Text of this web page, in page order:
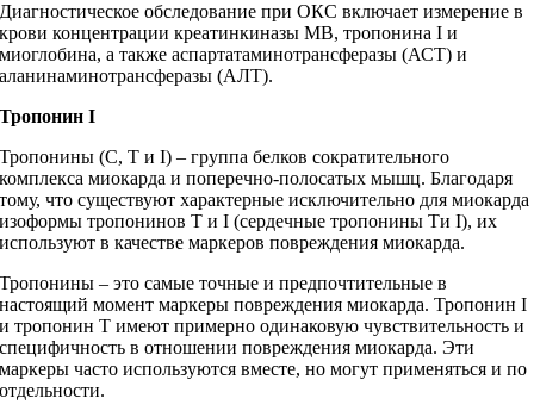
Диагностическое обследование при ОКС включает измерение в
крови концентрации креатинкиназы MB, тропонина I и
миоглобина, а также аспартатаминотрансферазы (АСТ) и
аланинаминотрансферазы (АЛТ).
ТропонинI
Тропонины (C, T и I) – группа белков сократительного
комплекса миокарда и поперечно-полосатых мышц. Благодаря
тому, что существуют характерные исключительно для миокарда
изоформы тропонинов T и I (сердечные тропонины Tи I), их
используют в качестве маркеров повреждения миокарда.
Тропонины – это самые точные и предпочтительные в
настоящий момент маркеры повреждения миокарда. Тропонин I
и тропонин T имеют примерно одинаковую чувствительность и
специфичность в отношении повреждения миокарда. Эти
маркеры часто используются вместе, но могут применяться и по
отдельности.